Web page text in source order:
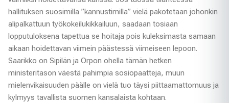
hallituksen suosimilla ”kannustimilla” vielä pakotetaan johonkin
alipalkattuun työkokeilukikkailuun, saadaan tosiaan
lopputuloksena tapettua se hoitaja pois kuleksimasta samaan
aikaan hoidettavan viimein päästessä viimeiseen lepoon.
Saarikko on Sipilän ja Orpon ohella tämän hetken
ministeritason väestä pahimpia sosiopaatteja, muun
mielenvikaisuuden päälle on vielä tuo täysi piittaamattomuus ja
kylmyys tavallista suomen kansalaista kohtaan.